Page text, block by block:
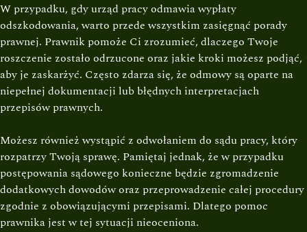
W przypadku, gdy urząd pracy odmawia wypłaty
odszkodowania, warto przede wszystkim zasięgnąć porady
prawnej. Prawnik pomoże Ci zrozumieć, dlaczego Twoje
roszczenie zostało odrzucone oraz jakie kroki możesz podjąć,
aby je zaskarżyć. Często zdarza się, że odmowy są oparte na
niepełnej dokumentacji lub błędnych interpretacjach
przepisów prawnych.
Możesz również wystąpić z odwołaniem do sądu pracy, który
rozpatrzy Twoją sprawę. Pamiętaj jednak, że w przypadku
postępowania sądowego konieczne będzie zgromadzenie
dodatkowych dowodów oraz przeprowadzenie całej procedury
zgodnie z obowiązującymi przepisami. Dlatego pomoc
prawnika jest w tej sytuacji nieoceniona.